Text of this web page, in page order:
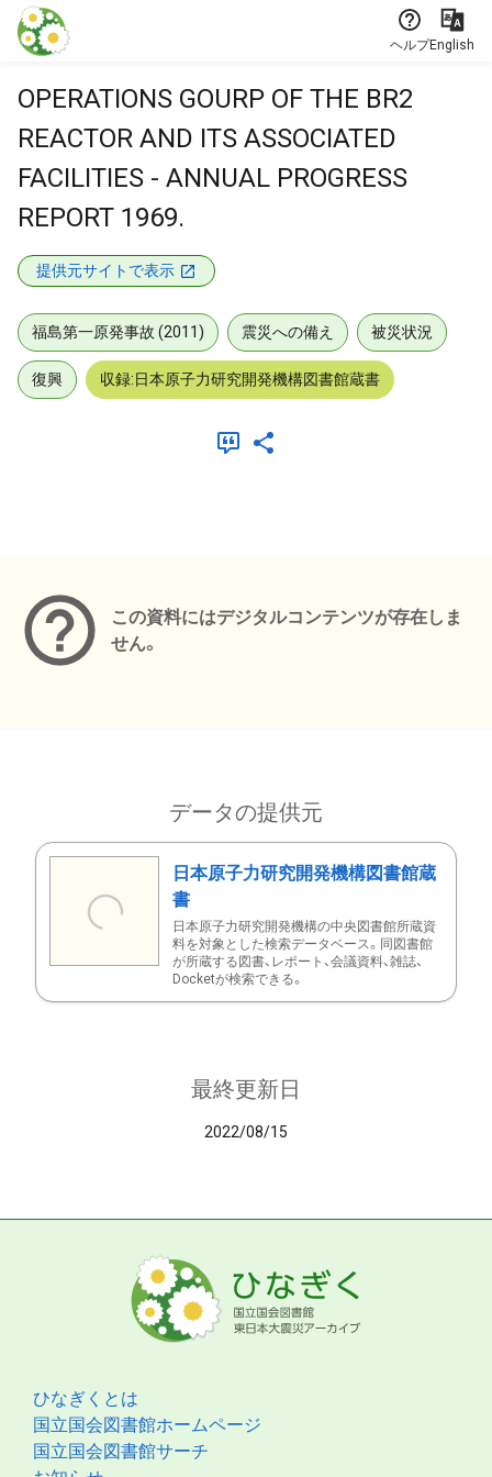
本文に飛ぶ
ヘルプEnglish
OPERATIONS GOURP OF THE BR2
REACTOR AND ITS ASSOCIATED
FACILITIES - ANNUAL PROGRESS
REPORT 1969.
提供元サイトで表示
福島第一原発事故 (2011) 震災への備え 被災状況
復興 収録:日本原子力研究開発機構図書館蔵書
この資料にはデジタルコンテンツが存在しま
せん。
データの提供元
日本原子力研究開発機構図書館蔵
書
日本原子力研究開発機構の中央図書館所蔵資
料を対象とした検索データベース。同図書館
が所蔵する図書、レポート、会議資料、雑誌、
Docketが検索できる。
最終更新日
2022/08/15
ひなぎくとは
国立国会図書館ホームページ
国立国会図書館サーチ